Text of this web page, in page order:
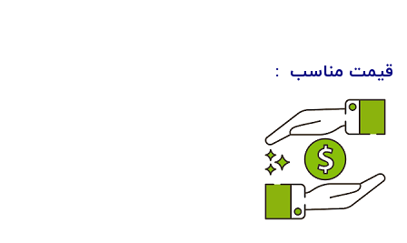
قیمت مناسب :